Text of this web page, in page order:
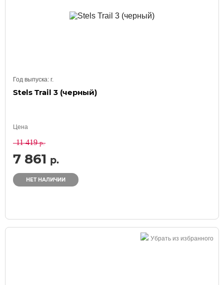
Год выпуска: г.
Stels Trail 3 (черный)
Цена
11 419р.
7 861 р.
НЕТ НАЛИЧИИ
Убрать из избранного